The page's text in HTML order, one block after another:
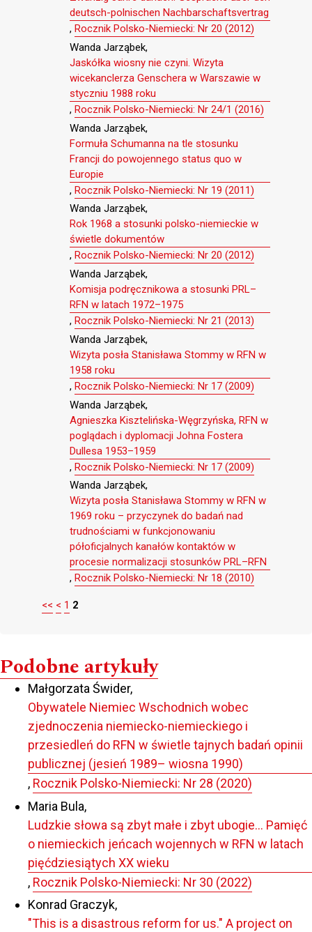
deutsch-polnischen Nachbarschaftsvertrag
, Rocznik Polsko-Niemiecki: Nr 20 (2012)
Wanda Jarząbek,
Jaskółka wiosny nie czyni. Wizyta
wicekanclerza Genschera w Warszawie w
styczniu 1988 roku
, Rocznik Polsko-Niemiecki: Nr 24/1 (2016)
Wanda Jarząbek,
Formuła Schumanna na tle stosunku
Francji do powojennego status quo w
Europie
, Rocznik Polsko-Niemiecki: Nr 19 (2011)
Wanda Jarząbek,
Rok 1968 a stosunki polsko-niemieckie w
świetle dokumentów
, Rocznik Polsko-Niemiecki: Nr 20 (2012)
Wanda Jarząbek,
Komisja podręcznikowa a stosunki PRL–
RFN w latach 1972–1975
, Rocznik Polsko-Niemiecki: Nr 21 (2013)
Wanda Jarząbek,
Wizyta posła Stanisława Stommy w RFN w
1958 roku
, Rocznik Polsko-Niemiecki: Nr 17 (2009)
Wanda Jarząbek,
Agnieszka Kisztelińska-Węgrzyńska, RFN w
poglądach i dyplomacji Johna Fostera
Dullesa 1953–1959
, Rocznik Polsko-Niemiecki: Nr 17 (2009)
Wanda Jarząbek,
Wizyta posła Stanisława Stommy w RFN w
1969 roku – przyczynek do badań nad
trudnościami w funkcjonowaniu
półoficjalnych kanałów kontaktów w
procesie normalizacji stosunków PRL–RFN
, Rocznik Polsko-Niemiecki: Nr 18 (2010)
<< < 1 2
Podobne artykuły
Małgorzata Świder,
Obywatele Niemiec Wschodnich wobec
zjednoczenia niemiecko-niemieckiego i
przesiedleń do RFN w świetle tajnych badań opinii
publicznej (jesień 1989– wiosna 1990)
, Rocznik Polsko-Niemiecki: Nr 28 (2020)
Maria Bula,
Ludzkie słowa są zbyt małe i zbyt ubogie… Pamięć
o niemieckich jeńcach wojennych w RFN w latach
pięćdziesiątych XX wieku
, Rocznik Polsko-Niemiecki: Nr 30 (2022)
Konrad Graczyk,
"This is a disastrous reform for us." A project on